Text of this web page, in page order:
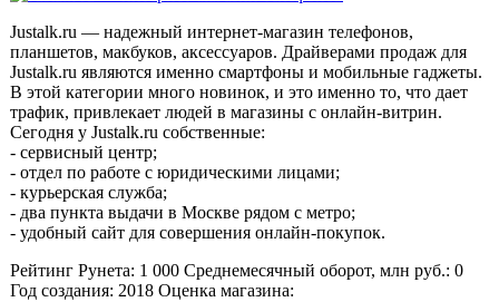
Justalk.ru — надежный интернет-магазин телефонов,
планшетов, макбуков, аксессуаров. Драйверами продаж для
Justalk.ru являются именно смартфоны и мобильные гаджеты.
В этой категории много новинок, и это именно то, что дает
трафик, привлекает людей в магазины с онлайн-витрин.
Сегодня у Justalk.ru собственные:
- сервисный центр;
- отдел по работе с юридическими лицами;
- курьерская служба;
- два пункта выдачи в Москве рядом с метро;
- удобный сайт для совершения онлайн-покупок.
Рейтинг Рунета: 1 000 Среднемесячный оборот, млн руб.: 0
Год создания: 2018 Оценка магазина: